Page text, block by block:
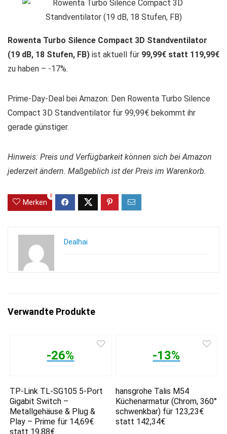
Rowenta Turbo Silence Compact 3D Standventilator
(19 dB, 18 Stufen, FB) ist aktuell für 99,99€ statt 119,99€
zu haben – -17%.
Prime-Day-Deal bei Amazon: Den Rowenta Turbo Silence
Compact 3D Standventilator für 99,99€ bekommt ihr
gerade günstiger.
Hinweis: Preis und Verfügbarkeit können sich bei Amazon
jederzeit ändern. Maßgeblich ist der Preis im Warenkorb.
Merken
0
Dealhai
Verwandte Produkte
-26%
TP-Link TL-SG105 5-Port
Gigabit Switch –
Metallgehäuse & Plug &
Play – Prime für 14,69€
statt 19,88€
-13%
hansgrohe Talis M54
Küchenarmatur (Chrom, 360°
schwenkbar) für 123,23€
statt 142,34€